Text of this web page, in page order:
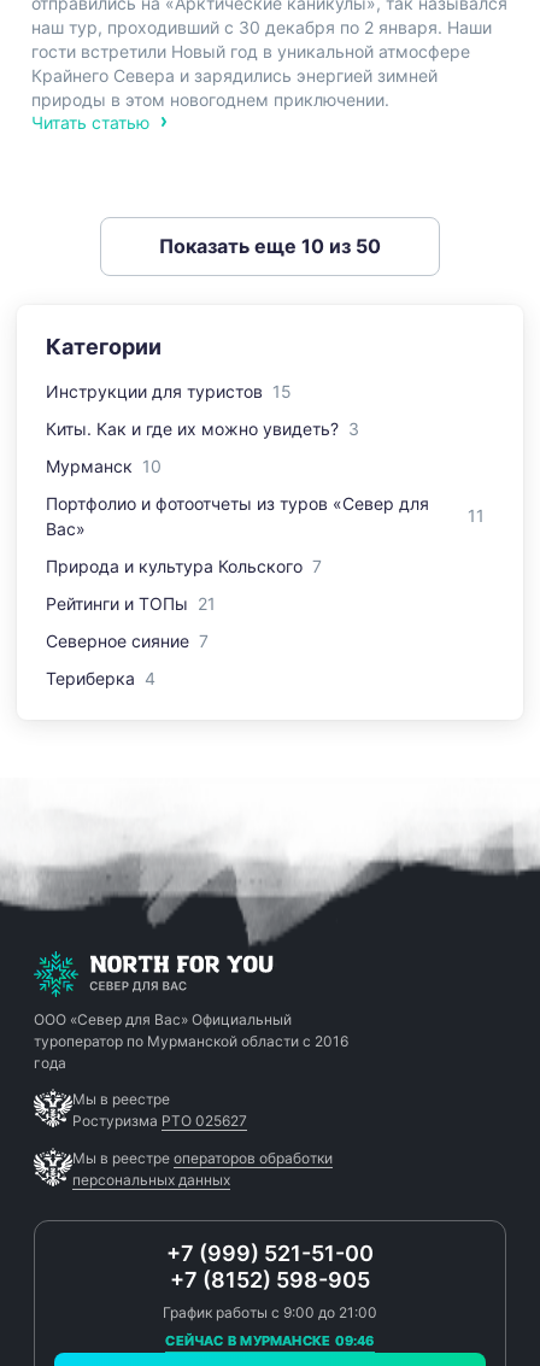
наш тур, проходивший с 30 декабря по 2 января. Наши
гости встретили Новый год в уникальной атмосфере
Крайнего Севера и зарядились энергией зимней
природы в этом новогоднем приключении.
Читать статью
Показать еще 10 из 50
Категории
Инструкции для туристов 15
Киты. Как и где их можно увидеть? 3
Мурманск 10
Портфолио и фотоотчеты из туров «Север для
Вас»
11
Природа и культура Кольского 7
Рейтинги и ТОПы 21
Северное сияние 7
Териберка 4
ООО «Север для Вас» Официальный
туроператор по Мурманской области с 2016
года
Мы в реестре
Ростуризма РТО 025627
Мы в реестре операторов обработки
персональных данных
+7 (999) 521-51-00
+7 (8152) 598-905
График работы с 9:00 до 21:00
СЕЙЧАС В МУРМАНСКЕ 09:46